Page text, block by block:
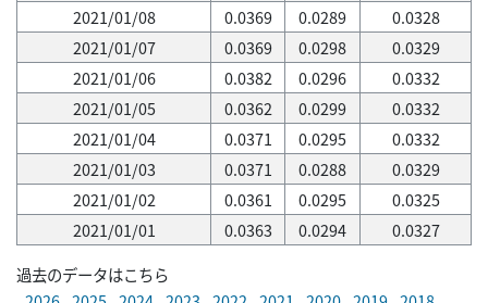
2021/01/08
0.0369 0.0289
0.0328
2021/01/07
0.0369 0.0298
0.0329
2021/01/06
0.0382 0.0296
0.0332
2021/01/05
0.0362 0.0299
0.0332
2021/01/04
0.0371 0.0295
0.0332
2021/01/03
0.0371 0.0288
0.0329
2021/01/02
0.0361 0.0295
0.0325
2021/01/01
0.0363 0.0294
0.0327
過去のデータはこちら